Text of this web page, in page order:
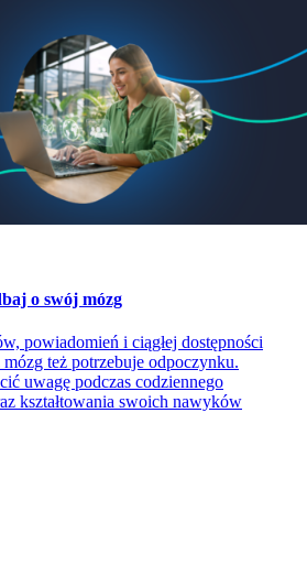
o swój mózg
powiadomień i ciągłej dostępności
mózg też potrzebuje odpoczynku.
uwagę podczas codziennego
kształtowania swoich nawyków